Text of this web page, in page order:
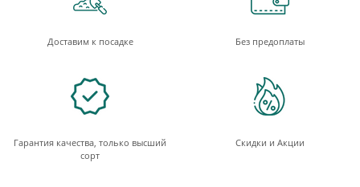
Доставим к посадке Без предоплаты
Гарантия качества, только высший
сорт
Скидки и Акции